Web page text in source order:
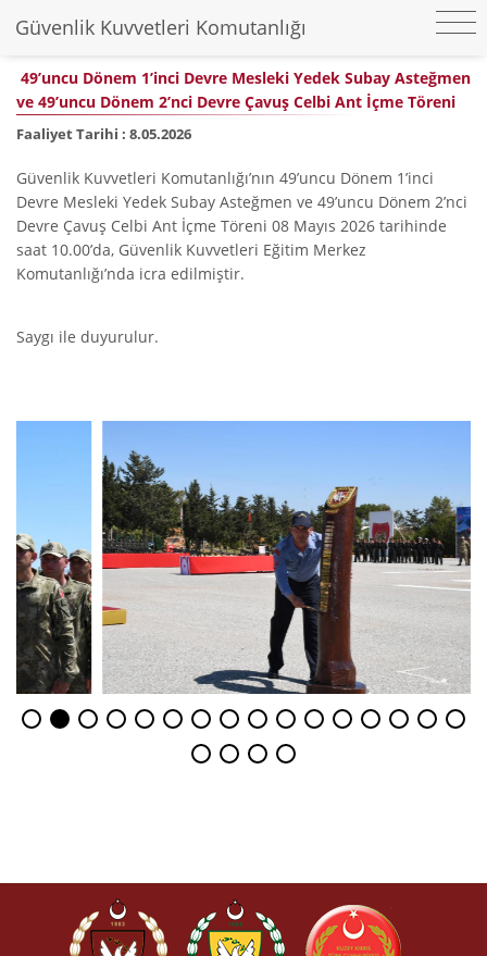
Güvenlik Kuvvetleri Komutanlığı
49’uncu Dönem 1’inci Devre Mesleki Yedek Subay Asteğmen
ve 49’uncu Dönem 2’nci Devre Çavuş Celbi Ant İçme Töreni
Faaliyet Tarihi : 8.05.2026
Güvenlik Kuvvetleri Komutanlığı’nın 49’uncu Dönem 1’inci
Devre Mesleki Yedek Subay Asteğmen ve 49’uncu Dönem 2’nci
Devre Çavuş Celbi Ant İçme Töreni 08 Mayıs 2026 tarihinde
saat 10.00’da, Güvenlik Kuvvetleri Eğitim Merkez
Komutanlığı’nda icra edilmiştir.
Saygı ile duyurulur.